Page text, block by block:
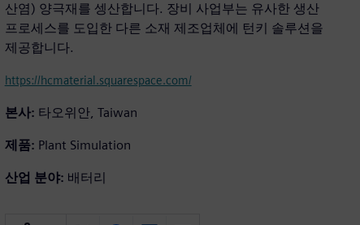
산염) 양극재를 셍산합니다. 장비 사업부는 유사한 생산
프로세스를 도입한 다른 소재 제조업체에 턴키 솔루션을
제공합니다.
https://hcmaterial.squarespace.com/
본사: 타오위안, Taiwan
제품: Plant Simulation
산업 분야: 배터리